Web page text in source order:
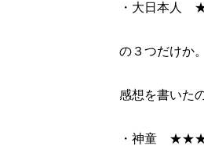
・大日本人
の３つだけか
感想を書いた
・神童